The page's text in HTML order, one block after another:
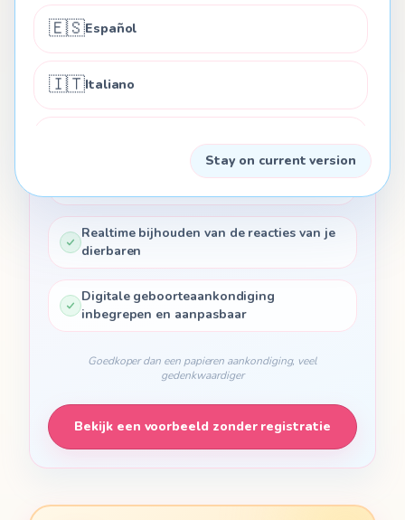
🇪🇸Español
🇮🇹Italiano
🇳🇱Nederlands
🇵🇱Polski
🇷🇺Русский
Українська
🇸🇪Svenska
Stay on current version
Alle minigames inbegrepen en aanpasbaar
Aankondiging van zwangerschap,
Onbeperkt verzenden via SMS, e-mail of
Realtime bijhouden van de reacties van je
dierbaren
Digitale geboorteaankondiging
inbegrepen en aanpasbaar
Goedkoper dan een papieren aankondiging, veel
gedenkwaardiger
Bekijk een voorbeeld zonder registratie